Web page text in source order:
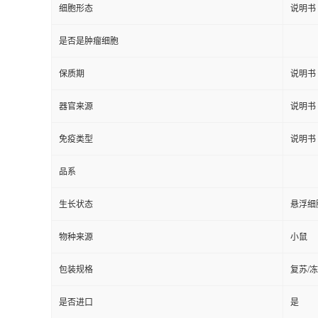
细胞形态 说明书
是否是肿瘤细胞
保质期 说明书
器官来源 说明书
免疫类型 说明书
品系
生长状态 悬浮细
物种来源 小鼠
包装规格 复苏/
是否进口 是